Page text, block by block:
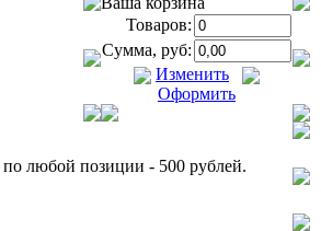
Товаров:
Сумма, руб:
Изменить
Оформить
любой позиции - 500 рублей.